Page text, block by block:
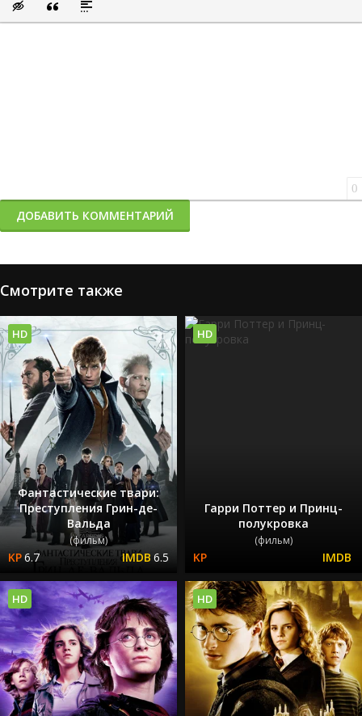
Вставка скрытого текста
Вставка цитаты
Вставка спойлера
0
ДОБАВИТЬ КОММЕНТАРИЙ
Смотрите также
Фантастические твари:
Преступления Грин-де-
Вальда
(фильм)
6.7 6.5
HD
Гарри Поттер и Принц-
полукровка
(фильм)
HD
HD HD